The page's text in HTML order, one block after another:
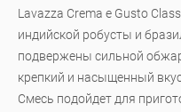
Lavazza Crema e Gusto
индийской робусты и
подвержены сильной
крепкий и насыщенный
Смесь подойдет для